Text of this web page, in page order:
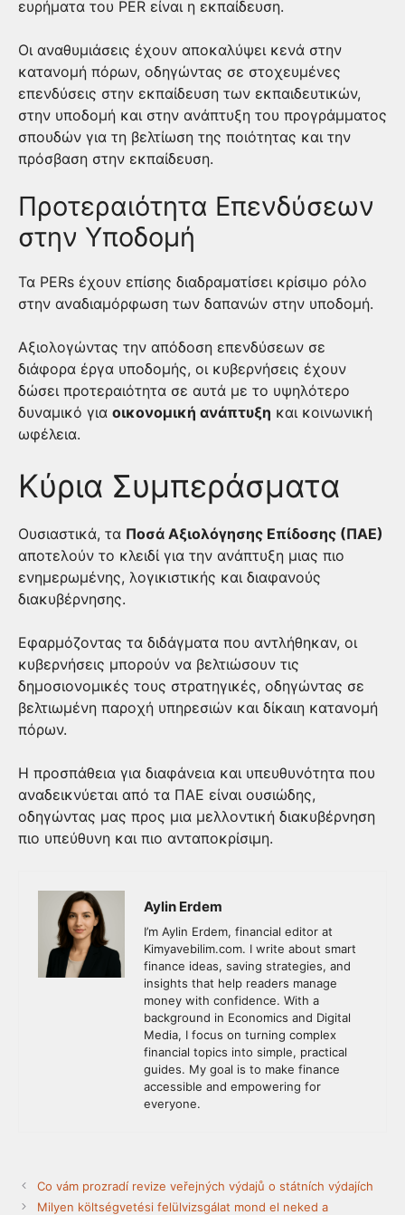
ευρήματα του PER είναι η εκπαίδευση.
Οι αναθυμιάσεις έχουν αποκαλύψει κενά στην
κατανομή πόρων, οδηγώντας σε στοχευμένες
επενδύσεις στην εκπαίδευση των εκπαιδευτικών,
στην υποδομή και στην ανάπτυξη του προγράμματος
σπουδών για τη βελτίωση της ποιότητας και την
πρόσβαση στην εκπαίδευση.
Προτεραιότητα Επενδύσεων
στην Υποδομή
Τα PERs έχουν επίσης διαδραματίσει κρίσιμο ρόλο
στην αναδιαμόρφωση των δαπανών στην υποδομή.
Αξιολογώντας την απόδοση επενδύσεων σε
διάφορα έργα υποδομής, οι κυβερνήσεις έχουν
δώσει προτεραιότητα σε αυτά με το υψηλότερο
δυναμικό για οικονομική ανάπτυξη και κοινωνική
ωφέλεια.
Κύρια Συμπεράσματα
Ουσιαστικά, τα Ποσά Αξιολόγησης Επίδοσης (ΠΑΕ)
αποτελούν το κλειδί για την ανάπτυξη μιας πιο
ενημερωμένης, λογικιστικής και διαφανούς
διακυβέρνησης.
Εφαρμόζοντας τα διδάγματα που αντλήθηκαν, οι
κυβερνήσεις μπορούν να βελτιώσουν τις
δημοσιονομικές τους στρατηγικές, οδηγώντας σε
βελτιωμένη παροχή υπηρεσιών και δίκαιη κατανομή
πόρων.
Η προσπάθεια για διαφάνεια και υπευθυνότητα που
αναδεικνύεται από τα ΠΑΕ είναι ουσιώδης,
οδηγώντας μας προς μια μελλοντική διακυβέρνηση
πιο υπεύθυνη και πιο ανταποκρίσιμη.
Aylin Erdem
I’m Aylin Erdem, financial editor at
Kimyavebilim.com. I write about smart
finance ideas, saving strategies, and
insights that help readers manage
money with confidence. With a
background in Economics and Digital
Media, I focus on turning complex
financial topics into simple, practical
guides. My goal is to make finance
accessible and empowering for
everyone.
Co vám prozradí revize veřejných výdajů o státních výdajích
Milyen költségvetési felülvizsgálat mond el neked a